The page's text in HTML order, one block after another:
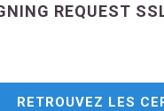
REQUEST
RETROUVEZ LES